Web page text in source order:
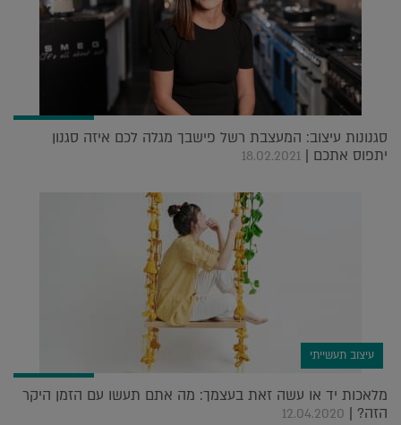
סגנונות עיצוב: המעצבת רשל פישבך מגלה לכם איזה סגנון
יתפוס אתכם | 18.02.2021
עיצוב תעשייתי
מלאכות יד או עשה זאת בעצמך: מה אתם תעשו עם הזמן היקר
הזה? | 12.04.2020